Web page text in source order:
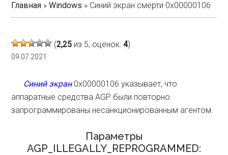
Главная »Windows » Синий экран смерти 0x00000106
(2,25 из 5, оценок:4)
09.07.2021
Синий экран 0x00000106 указывает, что
аппаратные средства AGP были повторно
запрограммированы несанкционированным агентом.
Параметры
AGP_ILLEGALLY_REPROGRAMMED: